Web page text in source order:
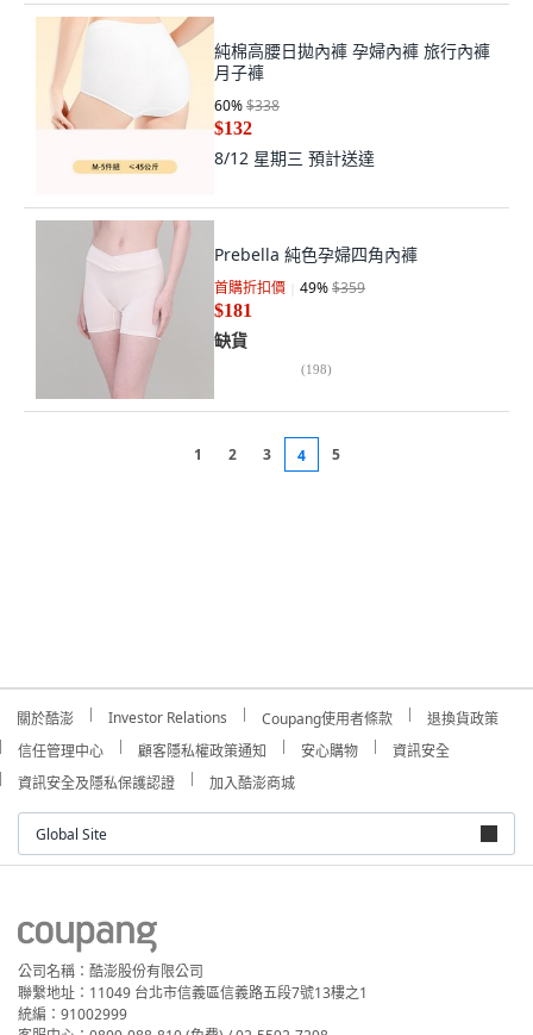
純棉高腰日拋內褲 孕婦內褲 旅行內褲
月子褲
60%$338
$132
8/12 星期三 預計送達
Prebella 純色孕婦四角內褲
首購折扣價 49%$359
$181
缺貨
(198)
1 2 3 4 5
關於酷澎 Investor Relations Coupang使用者條款
退換貨政策
信任管理中心
顧客隱私權政策通知 安心購物
資訊安全
資訊安全及隱私保護認證
加入酷澎商城
Global Site
公司名稱：酷澎股份有限公司
聯繫地址：11049 台北市信義區信義路五段7號13樓之1
統編：91002999